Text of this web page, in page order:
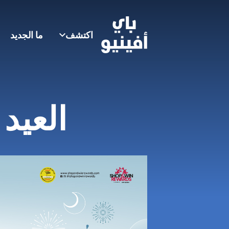
اكتشف ما الجديد